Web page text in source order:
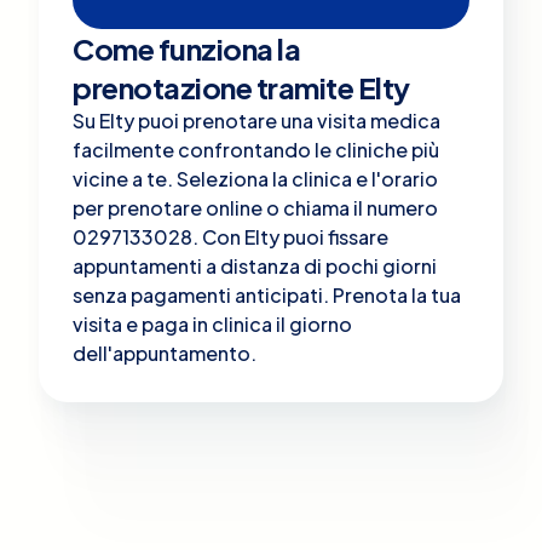
Come funziona la
prenotazione tramite Elty
Su Elty puoi prenotare una visita medica
facilmente confrontando le cliniche più
vicine a te. Seleziona la clinica e l'orario
per prenotare online o chiama il numero
0297133028. Con Elty puoi fissare
appuntamenti a distanza di pochi giorni
senza pagamenti anticipati. Prenota la tua
visita e paga in clinica il giorno
dell'appuntamento.